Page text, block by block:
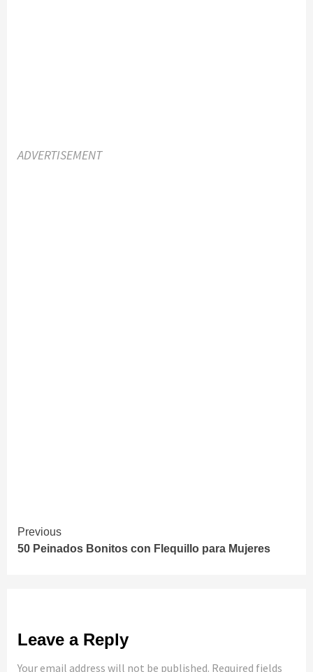
ADVERTISEMENT
Continue
Reading
Previous
50 Peinados Bonitos con Flequillo para Mujeres
Leave a Reply
Your email address will not be published. Required fields